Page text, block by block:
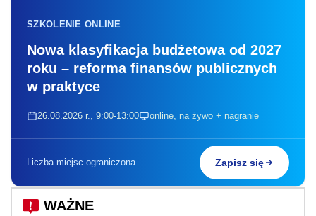
SZKOLENIE ONLINE
Nowa klasyfikacja budżetowa od 2027
roku – reforma finansów publicznych
w praktyce
26.08.2026 r., 9:00-13:00 online, na żywo + nagranie
Liczba miejsc ograniczona Zapisz się